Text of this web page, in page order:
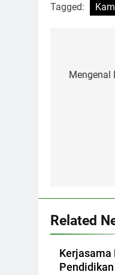
Tagged:
Mengenal
Related